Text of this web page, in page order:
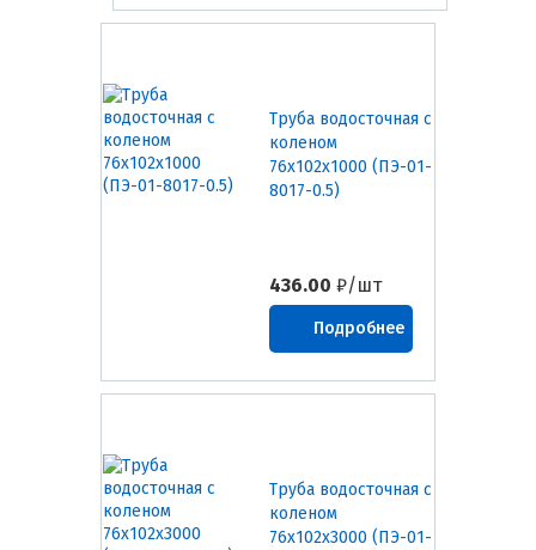
Труба водосточная с
коленом
76х102х1000 (ПЭ-01-
8017-0.5)
436.00 ₽/шт
Подробнее
Труба водосточная с
коленом
76х102х3000 (ПЭ-01-